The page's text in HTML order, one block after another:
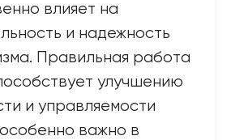
влияет на
и надежность
Правильная работа
улучшению
и управляемости
важно в